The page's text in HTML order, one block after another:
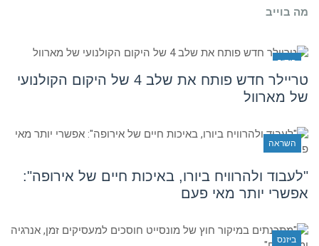
מה בוייב
בידור
טריילר חדש פותח את שלב 4 של היקום הקולנועי
של מארוול
השראה
"לעבוד ולהרוויח ביורו, באיכות חיים של אירופה":
אפשרי יותר מאי פעם
ביזנס